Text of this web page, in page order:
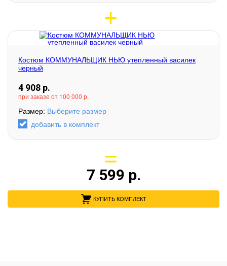
Костюм КОММУНАЛЬЩИК НЬЮ утепленный василек
черный
4 908 р.
при заказе от 100 000 р.
Размер: Выберите размер
добавить в комплект
7 599 р.
КУПИТЬ КОМПЛЕКТ